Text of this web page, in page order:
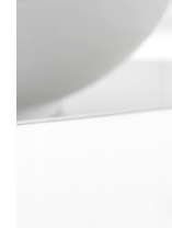
Iluminare si Contur
INSTITUT ESTHEDERM
TEOXANE